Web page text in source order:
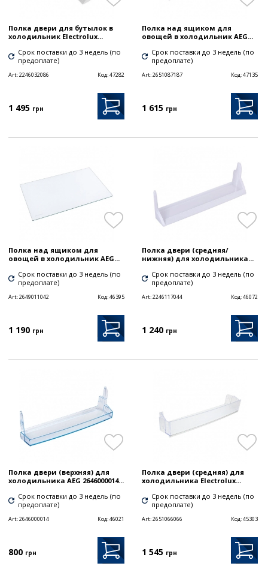
Полка двери для бутылок в
холодильник Electrolux...
Срок поставки до 3 недель (по
предоплате)
Art:2246032086 Код:47282
1 495 грн
Полка над ящиком для
овощей в холодильник AEG...
Срок поставки до 3 недель (по
предоплате)
Art:2651087187 Код:47135
1 615 грн
Полка над ящиком для
овощей в холодильник AEG...
Срок поставки до 3 недель (по
предоплате)
Art:2649011042 Код:46395
1 190 грн
Полка двери (средняя/
нижняя) для холодильника...
Срок поставки до 3 недель (по
предоплате)
Art:2246117044 Код:46072
1 240 грн
Полка двери (верхняя) для
холодильника AEG 2646000014...
Срок поставки до 3 недель (по
предоплате)
Art:2646000014 Код:46021
800 грн
Полка двери (средняя) для
холодильника Electrolux...
Срок поставки до 3 недель (по
предоплате)
Art:2651066066 Код:45303
1 545 грн